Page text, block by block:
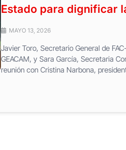
Estado para dignificar
MAYO 13, 2026
Javier Toro, Secretario General de
GEACAM, y Sara García, Secretaria
reunión con Cristina Narbona,